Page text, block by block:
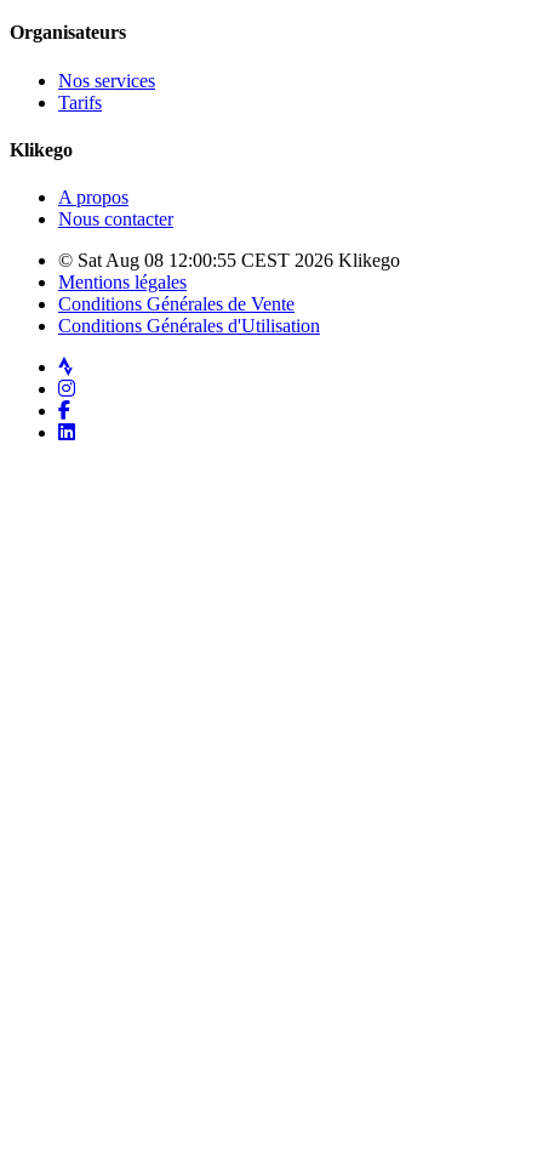
Organisateurs
Nos services
Tarifs
Klikego
A propos
Nous contacter
© Sat Aug 08 12:00:55 CEST 2026 Klikego
Mentions légales
Conditions Générales de Vente
Conditions Générales d'Utilisation
Strava
Instagram
Facebook
LinkedIn